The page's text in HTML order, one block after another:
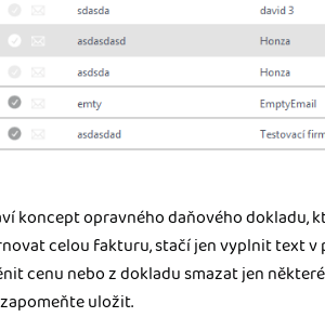
koncept opravného daňového dokladu,
celou fakturu, stačí jen vyplnit text
cenu nebo z dokladu smazat jen
uložit.